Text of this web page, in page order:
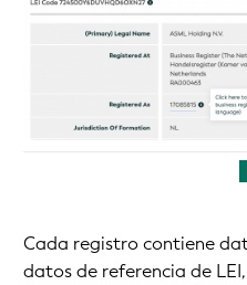
Cada registro contiene
datos de referencia de